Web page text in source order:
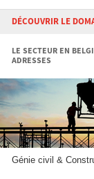
DÉCOUVRIR LE
LE SECTEUR EN
ADRESSES
Génie civil &